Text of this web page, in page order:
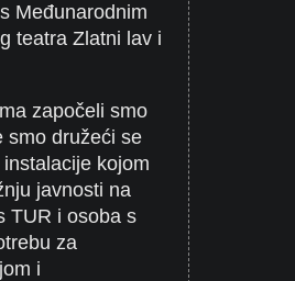
Međunarodnim
teatra Zlatni lav i
započeli smo
smo družeći se
kojom
javnosti na
TUR i osoba s
za
i